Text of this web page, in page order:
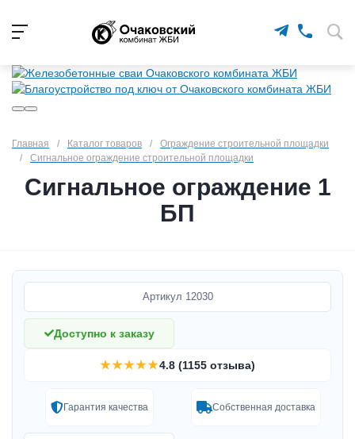
Главная / Каталог товаров /
Ограждение строительной площадки
/
Сигнальное ограждение строительной площадки
Сигнальное ограждение 1
БП
Артикул 12030
Доступно к заказу
★★★★★4.8 (1155 отзыва)
Гарантия качества Собственная доставка